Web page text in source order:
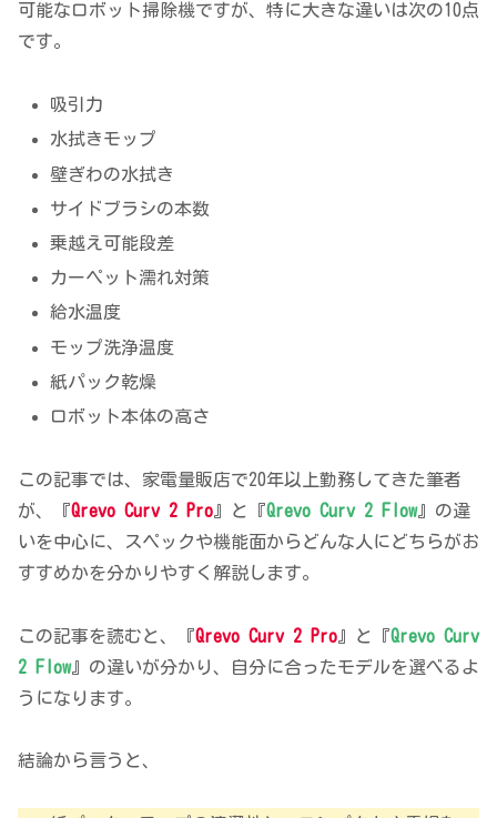
可能なロボット掃除機ですが、特に大きな違いは次の10点
です。
吸引力
水拭きモップ
壁ぎわの水拭き
サイドブラシの本数
乗越え可能段差
カーペット濡れ対策
給水温度
モップ洗浄温度
紙パック乾燥
ロボット本体の高さ
この記事では、家電量販店で20年以上勤務してきた筆者
が、『Qrevo Curv 2 Pro 』と『Qrevo Curv 2 Flow』の違
いを中心に、スペックや機能面からどんな人にどちらがお
すすめかを分かりやすく解説します。
この記事を読むと、『Qrevo Curv 2 Pro 』と『Qrevo Curv
2 Flow』の違いが分かり、自分に合ったモデルを選べるよ
うになります。
結論から言うと、